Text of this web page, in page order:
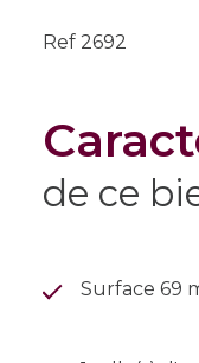
Ref 2692
de ce
Surface 69